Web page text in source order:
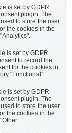
is set by GDPR
plugin. The
to store the user
the cookies in the
is set by GDPR
to record the
for the cookies in
"Functional".
is set by GDPR
plugin. The
to store the user
the cookies in the